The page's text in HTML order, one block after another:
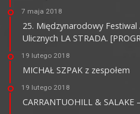
7 maja 2018
25. Międzynarodowy Festiwal
Ulicznych LA STRADA.
19 lutego 2018
MICHAŁ SZPAK z zespołem
19 lutego 2018
CARRANTUOHILL &